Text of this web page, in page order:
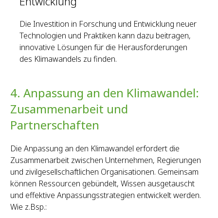
Die Investition in Forschung und Entwicklung neuer
Technologien und Praktiken kann dazu beitragen,
innovative Lösungen für die Herausforderungen
des Klimawandels zu finden.
4. Anpassung an den Klimawandel:
Zusammenarbeit und
Partnerschaften
Die Anpassung an den Klimawandel erfordert die
Zusammenarbeit zwischen Unternehmen, Regierungen
und zivilgesellschaftlichen Organisationen. Gemeinsam
können Ressourcen gebündelt, Wissen ausgetauscht
und effektive Anpassungsstrategien entwickelt werden.
Wie z.Bsp.: